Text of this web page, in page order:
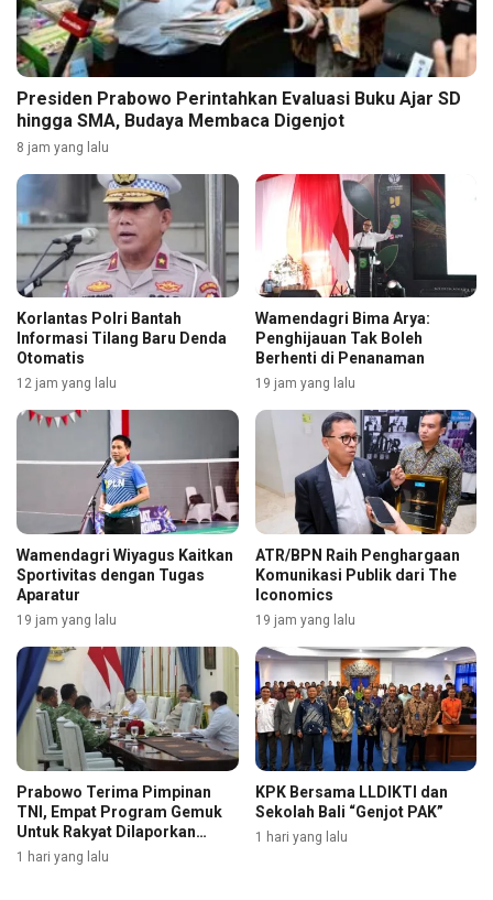
Presiden Prabowo Perintahkan Evaluasi Buku Ajar SD
hingga SMA, Budaya Membaca Digenjot
8 jam yang lalu
Korlantas Polri Bantah
Informasi Tilang Baru Denda
Otomatis
12 jam yang lalu
Wamendagri Bima Arya:
Penghijauan Tak Boleh
Berhenti di Penanaman
19 jam yang lalu
Wamendagri Wiyagus Kaitkan
Sportivitas dengan Tugas
Aparatur
19 jam yang lalu
ATR/BPN Raih Penghargaan
Komunikasi Publik dari The
Iconomics
19 jam yang lalu
Prabowo Terima Pimpinan
TNI, Empat Program Gemuk
Untuk Rakyat Dilaporkan
Selengkapnya
1 hari yang lalu
KPK Bersama LLDIKTI dan
Sekolah Bali “Genjot PAK”
1 hari yang lalu